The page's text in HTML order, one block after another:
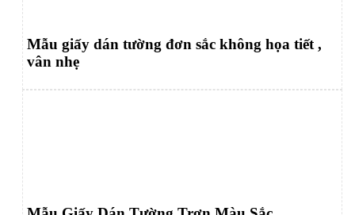
Mẫu giấy dán tường đơn sắc không họa tiết ,
vân nhẹ